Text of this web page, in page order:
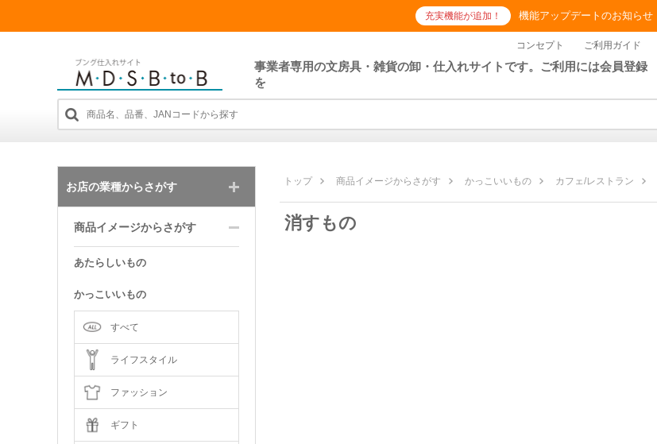
充実機能が追加！ 機能アップデートのお知らせ
コンセプト ご利用ガイド
事業者専用の文房具・雑貨の卸・仕入れサイトです。ご利用には会員登録
を
トップ 商品イメージからさがす かっこいいもの カフェ/レストラン
消すもの
お店の業種からさがす
商品イメージからさがす
あたらしいもの
かっこいいもの
すべて
ライフスタイル
ファッション
ギフト